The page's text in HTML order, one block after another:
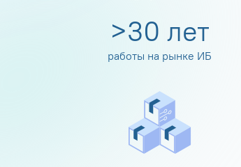
>30 лет
работы на рынке ИБ